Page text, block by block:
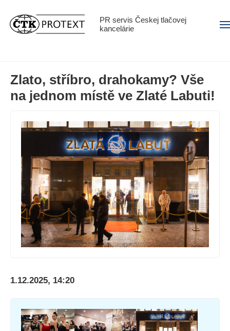
PR servis Českej tlačovej
kancelárie
Zlato, stříbro, drahokamy? Vše
na jednom místě ve Zlaté Labuti!
1.12.2025, 14:20